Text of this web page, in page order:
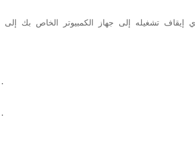
نافذة او شباك.
.